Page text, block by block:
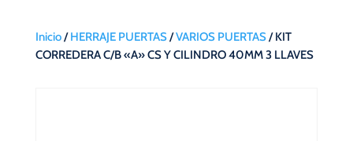
Inicio/HERRAJE PUERTAS/VARIOS PUERTAS/ KIT
CORREDERA C/B «A» CS Y CILINDRO 40MM 3 LLAVES